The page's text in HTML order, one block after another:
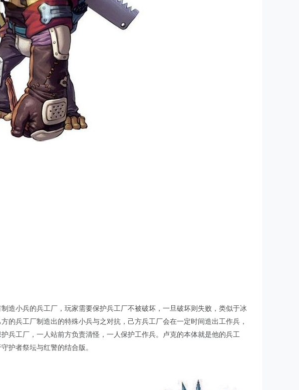
造小兵的兵工厂，玩家需要保护兵工厂不被破坏，一旦破坏则失败，类似于冰
兵工厂制造出的特殊小兵与之对抗，己方兵工厂会在一定时间造出工作兵，
兵工厂，一人站前方负责清怪，一人保护工作兵。卢克的本体就是他的兵工
护者祭坛与红警的结合版。